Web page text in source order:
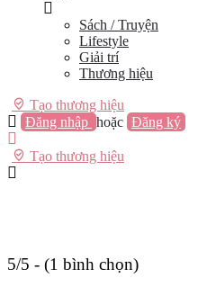
Sách / Truyện
Lifestyle
Giải trí
Thương hiệu
Tạo thương hiệu
Đăng nhập hoặc Đăng ký
Tạo thương hiệu
5/5 - (1 bình chọn)